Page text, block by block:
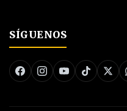
SÍGUENOS